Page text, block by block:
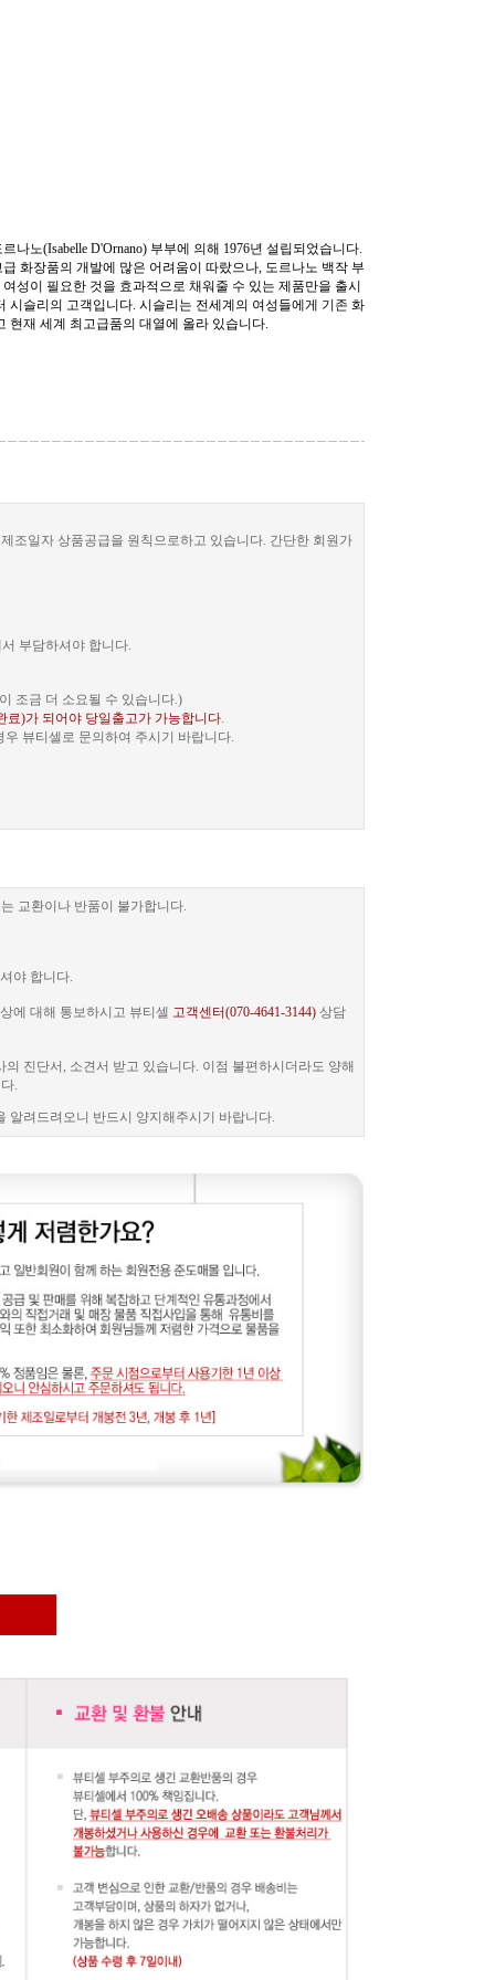
노(Isabelle D'Ornano) 부부에 의해 1976년 설립되었습니다.
화장품의 개발에 많은 어려움이 따랐으나, 도르나노 백작 부
성이 필요한 것을 효과적으로 채워줄 수 있는 제품만을 출시
슬리의 고객입니다. 시슬리는 전세계의 여성들에게 기존 화
현재 세계 최고급품의 대열에 올라 있습니다.
조일자 상품공급을 원칙으로하고 있습니다. 간단한 회원가
부담하셔야 합니다.
조금 더 소요될 수 있습니다.)
료)가 되어야 당일출고가 가능합니다.
뷰티셀로 문의하여 주시기 바랍니다.
교환이나 반품이 불가합니다.
야 합니다.
에 대해 통보하시고 뷰티셀 고객센터(070-4641-3144)상담
진단서, 소견서 받고 있습니다. 이점 불편하시더라도 양해
.
알려드려오니 반드시 양지해주시기 바랍니다.